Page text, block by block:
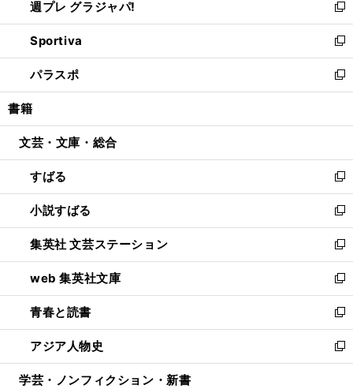
く
で
開
く
ィ
ン
ド
ウ
で
開
い
ウ
ィ
ン
ド
ウ
開
週プレ グラジャパ!
新
し
い
ウ
ィ
ン
ウ
開
く
Sportiva
新
し
い
ウ
ン
ウ
で
開
く
パラスポ
新
し
ウ
ン
ド
ウ
で
開
く
書籍
文芸・文庫・総合
すばる
新
し
い
ウ
ィ
ン
ド
ウ
で
開
く
小説すばる
新
し
い
ウ
ィ
ン
ド
ウ
で
開
集英社 文芸ステーション
新
し
い
ウ
ィ
ン
ド
ウ
web 集英社文庫
新
し
い
ウ
ィ
ン
青春と読書
新
し
い
ウ
アジア人物史
新
し
学芸・ノンフィクション・新書